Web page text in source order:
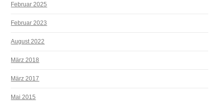
Februar 2025
Februar 2023
August 2022
März 2018
März 2017
Mai 2015